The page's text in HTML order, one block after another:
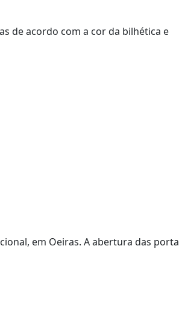
de acordo com a cor da bilhética e
em Oeiras. A abertura das